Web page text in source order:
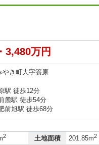
3,480万円
やき町大字簑原
駅 徒歩12分
麓駅 徒歩54分
前旭駅 徒歩68分
2 土地面積 201.85m2